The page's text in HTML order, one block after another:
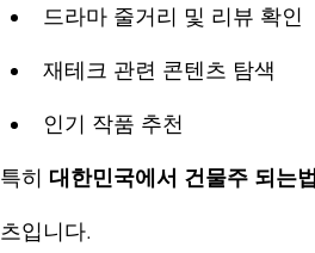
드라마 줄거리 및 리뷰 확인
재테크 관련 콘텐츠 탐색
인기 작품 추천
특히 대한민국에서 건물주 되는법
츠입니다.